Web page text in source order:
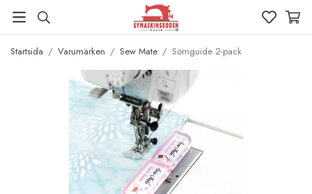
Startsida / Varumärken / Sew Mate / Sömguide 2-pack